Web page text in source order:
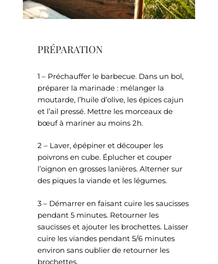
PRÉPARATION
1 – Préchauffer le barbecue. Dans un bol,
préparer la marinade : mélanger la
moutarde, l’huile d’olive, les épices cajun
et l’ail pressé. Mettre les morceaux de
bœuf à mariner au moins 2h.
2 – Laver, épépiner et découper les
poivrons en cube. Éplucher et couper
l’oignon en grosses lanières. Alterner sur
des piques la viande et les légumes.
3 – Démarrer en faisant cuire les saucisses
pendant 5 minutes. Retourner les
saucisses et ajouter les brochettes. Laisser
cuire les viandes pendant 5/6 minutes
environ sans oublier de retourner les
brochettes.